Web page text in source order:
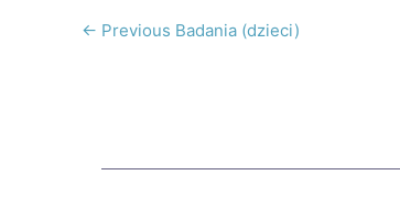
← Previous Badania (dzieci)